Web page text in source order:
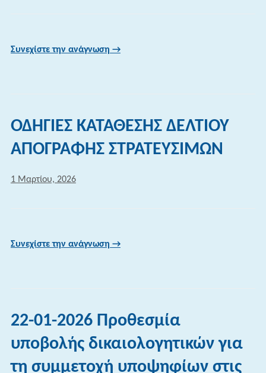
Συνεχίστε την ανάγνωση →
ΟΔΗΓΙΕΣ ΚΑΤΑΘΕΣΗΣ ΔΕΛΤΙΟΥ
ΑΠΟΓΡΑΦΗΣ ΣΤΡΑΤΕΥΣΙΜΩΝ
1 Μαρτίου, 2026
Συνεχίστε την ανάγνωση →
22-01-2026 Προθεσμία
υποβολής δικαιολογητικών για
τη συμμετοχή υποψηφίων στις